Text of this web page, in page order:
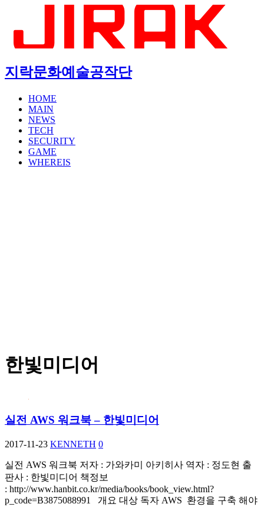
지락문화예술공작단
HOME
MAIN
NEWS
TECH
SECURITY
GAME
WHEREIS
한빛미디어
실전 AWS 워크북 – 한빛미디어
2017-11-23 KENNETH 0
실전 AWS 워크북 저자 : 가와카미 아키히사 역자 : 정도현 출
판사 : 한빛미디어 책정보
: http://www.hanbit.co.kr/media/books/book_view.html?
p_code=B3875088991 개요 대상 독자 AWS 환경을 구축 해야